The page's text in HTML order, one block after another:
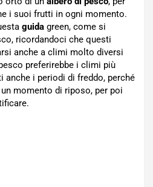
i suoi frutti in ogni momento.
guida green, come si
ricordandoci che questi
anche a climi molto diversi
preferirebbe i climi più
anche i periodi di freddo, perché
momento di riposo, per poi